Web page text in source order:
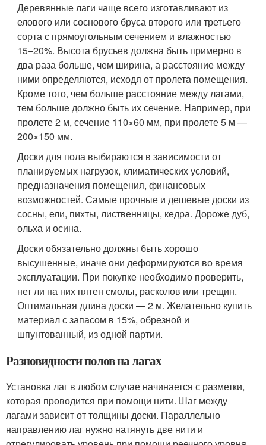
Деревянные лаги чаще всего изготавливают из
елового или соснового бруса второго или третьего
сорта с прямоугольным сечением и влажностью
15−20%. Высота брусьев должна быть примерно в
два раза больше, чем ширина, а расстояние между
ними определяются, исходя от пролета помещения.
Кроме того, чем больше расстояние между лагами,
тем больше должно быть их сечение. Например, при
пролете 2 м, сечение 110×60 мм, при пролете 5 м —
200×150 мм.
Доски для пола выбираются в зависимости от
планируемых нагрузок, климатических условий,
предназначения помещения, финансовых
возможностей. Самые прочные и дешевые доски из
сосны, ели, пихты, лиственницы, кедра. Дороже дуб,
ольха и осина.
Доски обязательно должны быть хорошо
высушенные, иначе они деформируются во время
эксплуатации. При покупке необходимо проверить,
нет ли на них пятен смолы, расколов или трещин.
Оптимальная длина доски — 2 м. Желательно купить
материал с запасом в 15%, обрезной и
шпунтованный, из одной партии.
Разновидности полов на лагах
Установка лаг в любом случае начинается с разметки,
которая проводится при помощи нити. Шаг между
лагами зависит от толщины доски. Параллельно
направлению лаг нужно натянуть две нити и